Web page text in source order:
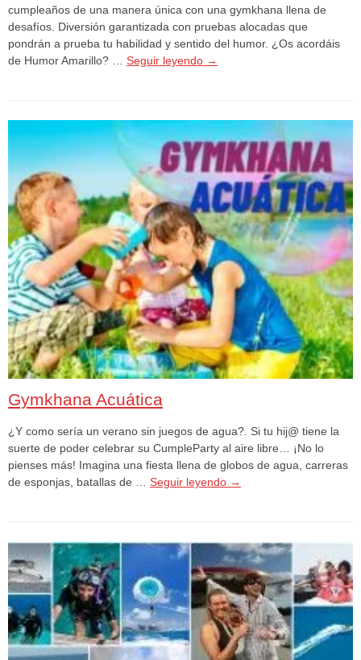
cumpleaños de una manera única con una gymkhana llena de
desafíos. Diversión garantizada con pruebas alocadas que
pondrán a prueba tu habilidad y sentido del humor. ¿Os acordáis
de Humor Amarillo? … Seguir leyendo →
Gymkhana Acuática
¿Y como sería un verano sin juegos de agua?. Si tu hij@ tiene la
suerte de poder celebrar su CumpleParty al aire libre… ¡No lo
pienses más! Imagina una fiesta llena de globos de agua, carreras
de esponjas, batallas de … Seguir leyendo →